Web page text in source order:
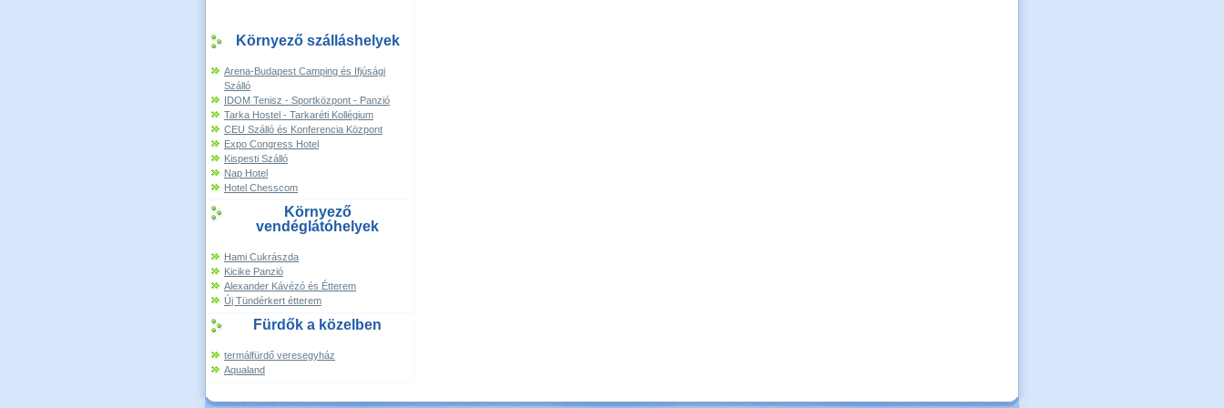
Környező szálláshelyek
Arena-Budapest Camping és Ifjúsági
Szálló
IDOM Tenisz - Sportközpont - Panzió
Tarka Hostel - Tarkaréti Kollégium
CEU Szálló és Konferencia Központ
Expo Congress Hotel
Kispesti Szálló
Nap Hotel
Hotel Chesscom
Környező
vendéglátóhelyek
Hami Cukrászda
Kicike Panzió
Alexander Kávézó és Étterem
Új Tündérkert étterem
Fürdők a közelben
termálfürdő veresegyház
Aqualand